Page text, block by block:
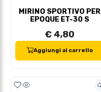
MIRINO SPORTIVO PER
EPOQUE ET-30 S
€ 4,80
Aggiungi al carrello